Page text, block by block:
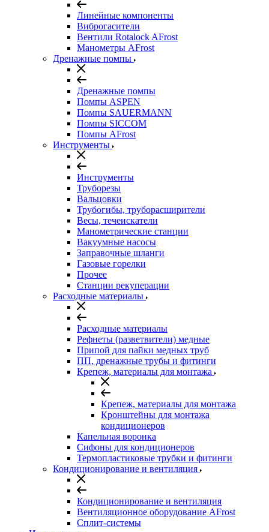
Линейные компоненты
Виброгасители
Вентили Rotalock AFrost
Манометры AFrost
Дренажные помпы
Дренажные помпы
Помпы ASPEN
Помпы SAUERMANN
Помпы SICCOM
Помпы AFrost
Инструменты
Инструменты
Труборезы
Вальцовки
Трубогибы, труборасширители
Весы, течеискатели
Манометрические станции
Вакуумные насосы
Заправочные шланги
Газовые горелки
Прочее
Станции рекуперации
Расходные материалы
Расходные материалы
Рефнеты (разветвители) медные
Припой для пайки медных труб
ПП, дренажные трубы и фитинги
Крепеж, материалы для монтажа
Крепеж, материалы для монтажа
Кронштейны для монтажа
кондиционеров
Капельная воронка
Сифоны для кондиционеров
Термопластиковые трубки и фитинги
Кондиционирование и вентиляция
Кондиционирование и вентиляция
Вентиляционное оборудование AFrost
Сплит-системы